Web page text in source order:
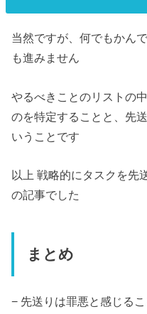
当然ですが、何でもかん
も進みません
やるべきことのリストの
のを特定することと、先
いうことです
以上 戦略的にタスクを先
の記事でした
まとめ
− 先送りは罪悪と感じる